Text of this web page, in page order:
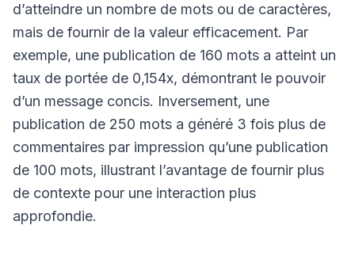
d’atteindre un nombre de mots ou de caractères,
mais de fournir de la valeur efficacement. Par
exemple, une publication de 160 mots a atteint un
taux de portée de 0,154x, démontrant le pouvoir
d’un message concis. Inversement, une
publication de 250 mots a généré 3 fois plus de
commentaires par impression qu’une publication
de 100 mots, illustrant l’avantage de fournir plus
de contexte pour une interaction plus
approfondie.